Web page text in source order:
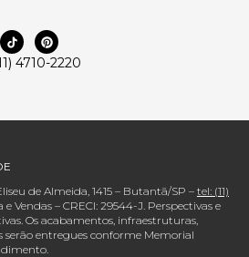
4710-2220
de Almeida, 1415 – Butantã/SP – tel: (11)
Vendas – CRECI: 29544-J. Perspectivas e
Os acabamentos, infraestruturas,
entregues conforme Memorial